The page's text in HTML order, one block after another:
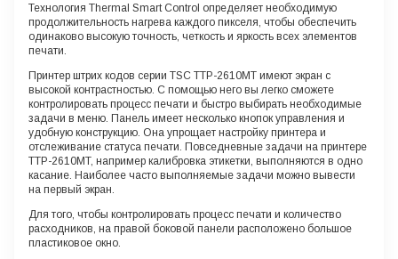
Технология Thermal Smart Control определяет необходимую
продолжительность нагрева каждого пикселя, чтобы обеспечить
одинаково высокую точность, четкость и яркость всех элементов
печати.
Принтер штрих кодов серии TSC TTP-2610MT имеют экран с
высокой контрастностью. С помощью него вы легко сможете
контролировать процесс печати и быстро выбирать необходимые
задачи в меню. Панель имеет несколько кнопок управления и
удобную конструкцию. Она упрощает настройку принтера и
отслеживание статуса печати. Повседневные задачи на принтере
TTP-2610MT, например калибровка этикетки, выполняются в одно
касание. Наиболее часто выполняемые задачи можно вывести
на первый экран.
Для того, чтобы контролировать процесс печати и количество
расходников, на правой боковой панели расположено большое
пластиковое окно.